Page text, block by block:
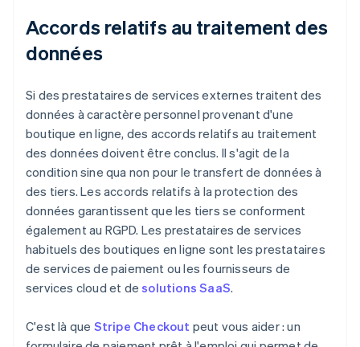
Accords relatifs au traitement des
données
Si des prestataires de services externes traitent des
données à caractère personnel provenant d'une
boutique en ligne, des accords relatifs au traitement
des données doivent être conclus. Il s'agit de la
condition sine qua non pour le transfert de données à
des tiers. Les accords relatifs à la protection des
données garantissent que les tiers se conforment
également au RGPD. Les prestataires de services
habituels des boutiques en ligne sont les prestataires
de services de paiement ou les fournisseurs de
services cloud et desolutions SaaS.
C'est là que Stripe Checkout peut vous aider : un